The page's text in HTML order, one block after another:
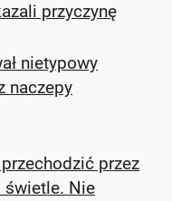
przyczynę
nietypowy
naczepy
przez
świetle. Nie